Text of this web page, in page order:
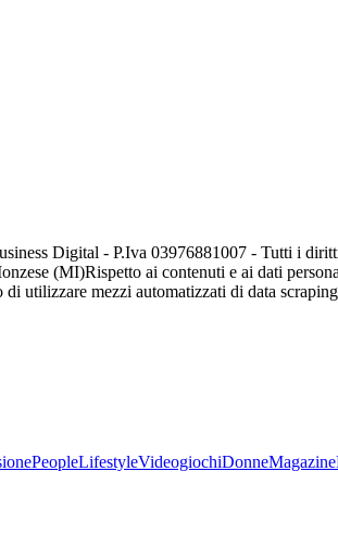
Digital - P.Iva 03976881007 - Tutti i
(MI)Rispetto ai contenuti e ai dati
utilizzare mezzi automatizzati di data
PeopleLifestyleVideogiochiDonneMagazine